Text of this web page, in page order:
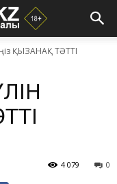
ҚЫЗАНАҚ ТӘТТІ
0
4 079